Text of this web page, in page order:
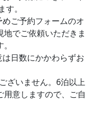
。
ご予約フォームのオ
でご依頼いただきま
日数にかかわらずお
ざいません。6泊以上
用意しますので、ご自